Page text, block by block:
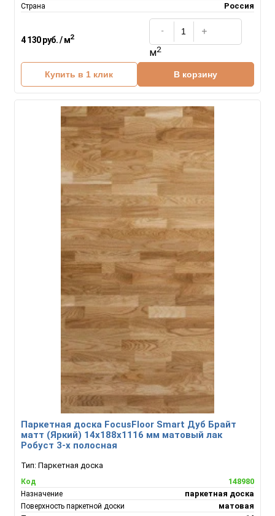
Страна Россия
4 130 руб. / м2
м2
Купить в 1 клик В корзину
Паркетная доска FocusFloor Smart Дуб Брайт
матт (Яркий) 14х188х1116 мм матовый лак
Робуст 3-х полосная
Тип: Паркетная доска
Код 148980
Назначение паркетная доска
Поверхность паркетной доски матовая